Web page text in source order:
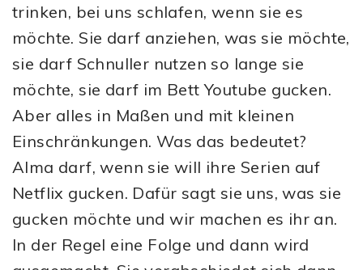
trinken, bei uns schlafen, wenn sie es
möchte. Sie darf anziehen, was sie möchte,
sie darf Schnuller nutzen so lange sie
möchte, sie darf im Bett Youtube gucken.
Aber alles in Maßen und mit kleinen
Einschränkungen. Was das bedeutet?
Alma darf, wenn sie will ihre Serien auf
Netflix gucken. Dafür sagt sie uns, was sie
gucken möchte und wir machen es ihr an.
In der Regel eine Folge und dann wird